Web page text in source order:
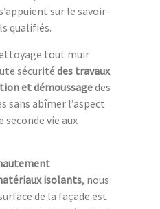
sur le savoir-
qualifiés.
tout muir
sécurité des travaux
et démoussagedes
sans abîmer l’aspect
vie aux
isolants, nous
de la façade est